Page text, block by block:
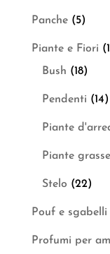
Panche (5)
Piante e Fiori
Bush (18)
Pendenti (14)
Piante
Piante grasse
Stelo (22)
Pouf e sgabelli
Profumi per